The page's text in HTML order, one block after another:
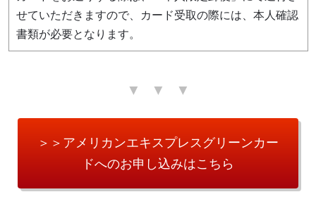
せていただきますので、カード受取の際には、本人確認
書類が必要となります。
＞＞アメリカンエキスプレスグリーンカー
ドへのお申し込みはこちら